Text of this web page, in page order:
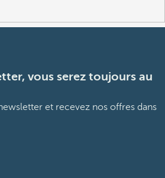
vous serez toujours au
et recevez nos offres dans